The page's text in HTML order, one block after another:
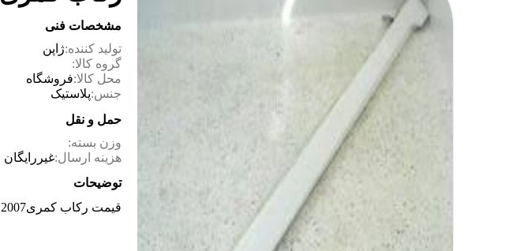
مشخصات فنی
تولید کننده:ژاپن
گروه کالا:
محل کالا:فروشگاه
جنس:پلاستیک
حمل و نقل
وزن بسته:
هزینه ارسال:غیررایگان
توضیحات
قیمت رکاب کمری2007, رکاب کمری2007 اصل , رکاب کمری2007 چراغ برق,